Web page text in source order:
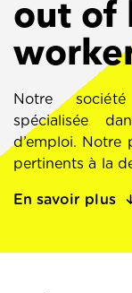
out of
Notre
spécialisée
d’emploi. Notre
pertinents à la
En savoir plus